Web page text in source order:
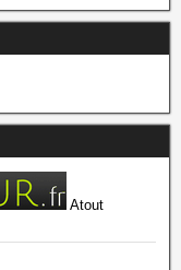
Atout